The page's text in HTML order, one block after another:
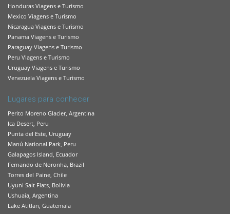
Honduras Viagens e Turismo
Mexico Viagens e Turismo
Nicaragua Viagens e Turismo
Panama Viagens e Turismo
Paraguay Viagens e Turismo
Peru Viagens e Turismo
Uruguay Viagens e Turismo
Venezuela Viagens e Turismo
Lugares para conhecer
Perito Moreno Glacier, Argentina
Ica Desert, Peru
Punta del Este, Uruguay
Manú National Park, Peru
Galapagos Island, Ecuador
Fernando de Noronha, Brazil
Torres del Paine, Chile
Uyuni Salt Flats, Bolivia
Ushuaia, Argentina
Lake Atitlan, Guatemala